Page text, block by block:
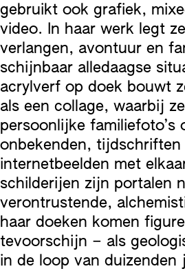
gebruikt ook grafiek,
video. In haar werk legt
verlangen, avontuur en
schijnbaar alledaagse
acrylverf op doek bouwt
als een collage, waarbij
persoonlijke familiefoto’s
onbekenden, tijdschriften
internetbeelden met
schilderijen zijn portalen
verontrustende,
haar doeken komen
tevoorschijn – als
in de loop van duizenden